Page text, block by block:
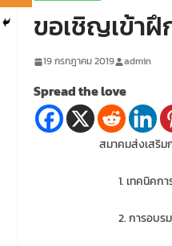
ขอเชิญเข้า
19 กรกฎาคม 2019 admin
Spread the love
สมาคมส่งเสริมการ
1. เทคนิคการเขียน
2. การอบรมเชิง